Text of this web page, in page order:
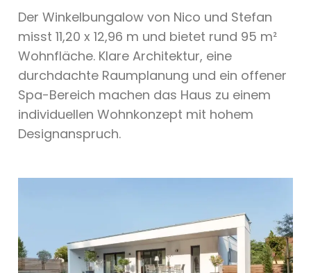
Der Winkelbungalow von Nico und Stefan
misst 11,20 x 12,96 m und bietet rund 95 m²
Wohnfläche. Klare Architektur, eine
durchdachte Raumplanung und ein offener
Spa-Bereich machen das Haus zu einem
individuellen Wohnkonzept mit hohem
Designanspruch.